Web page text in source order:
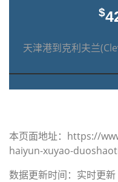
$
天津港到克利夫兰
本页面地址：https://
haiyun-xuyao-
数据更新时间：实时更新